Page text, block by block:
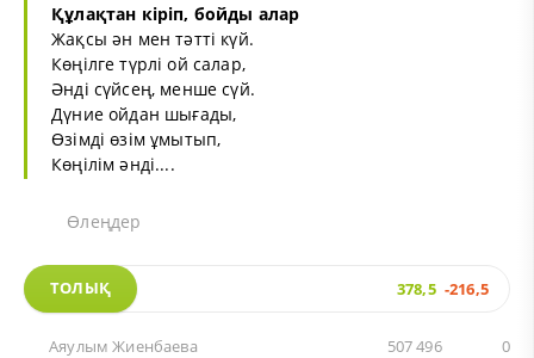
Құлақтан кіріп, бойды алар
Жақсы ән мен тәтті күй.
Көңілге түрлі ой салар,
Әнді сүйсең, менше сүй.
Дүние ойдан шығады,
Өзімді өзім ұмытып,
Көңілім әнді....
Өлеңдер
ТОЛЫҚ 378,5 -216,5
Аяулым Жиенбаева 0
507 496